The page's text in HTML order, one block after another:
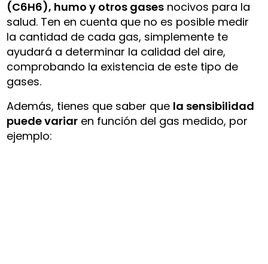
(C6H6), humo y otros gases nocivos para la
salud. Ten en cuenta que no es posible medir
la cantidad de cada gas, simplemente te
ayudará a determinar la calidad del aire,
comprobando la existencia de este tipo de
gases.
Además, tienes que saber que la sensibilidad
puede variar en función del gas medido, por
ejemplo: